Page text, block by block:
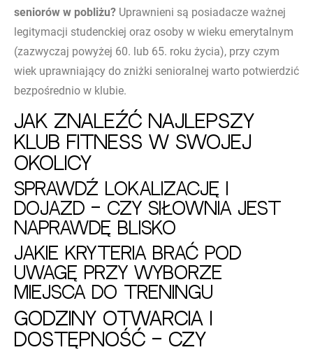
seniorów w pobliżu? Uprawnieni są posiadacze ważnej
legitymacji studenckiej oraz osoby w wieku emerytalnym
(zazwyczaj powyżej 60. lub 65. roku życia), przy czym
wiek uprawniający do zniżki senioralnej warto potwierdzić
bezpośrednio w klubie.
Jak znaleźć najlepszy
klub fitness w swojej
okolicy
Sprawdź lokalizację i
dojazd – czy siłownia jest
naprawdę blisko
Jakie kryteria brać pod
uwagę przy wyborze
miejsca do treningu
Godziny otwarcia i
dostępność – czy